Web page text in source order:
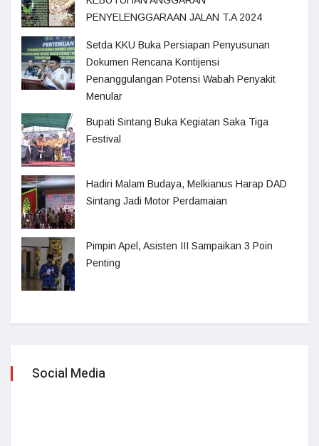
PENYELENGGARAAN JALAN T.A 2024
Setda KKU Buka Persiapan Penyusunan
Dokumen Rencana Kontijensi
Penanggulangan Potensi Wabah Penyakit
Menular
Bupati Sintang Buka Kegiatan Saka Tiga
Festival
Hadiri Malam Budaya, Melkianus Harap DAD
Sintang Jadi Motor Perdamaian
Pimpin Apel, Asisten III Sampaikan 3 Poin
Penting
Social Media